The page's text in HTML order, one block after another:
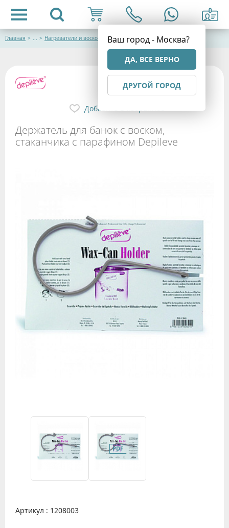
Ваш город - Москва?
ДА, ВСЕ ВЕРНО
ДРУГОЙ ГОРОД
Главная > ... > Нагреватели и воскоплавы
Держатель для банок с воском,
стаканчика с парафином Depileve
Добавить в избранное
Артикул : 1208003